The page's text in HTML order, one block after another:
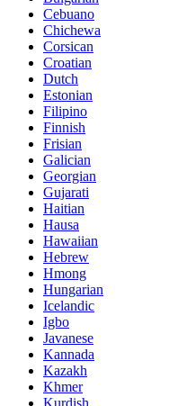
Cebuano
Chichewa
Corsican
Croatian
Dutch
Estonian
Filipino
Finnish
Frisian
Galician
Georgian
Gujarati
Haitian
Hausa
Hawaiian
Hebrew
Hmong
Hungarian
Icelandic
Igbo
Javanese
Kannada
Kazakh
Khmer